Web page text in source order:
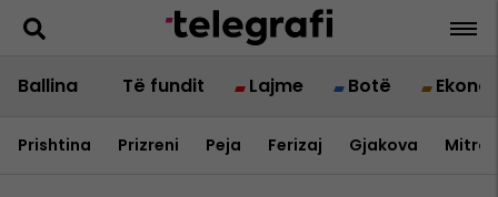
Ballina Të fundit Lajme Botë
Prishtina Prizreni Peja Ferizaj Gjakova